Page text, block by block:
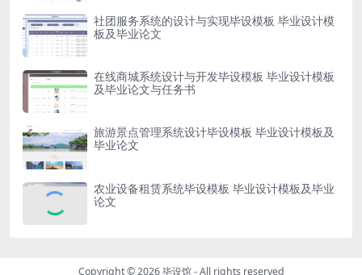
社团服务系统的设计与实现毕设模板 毕业设计模
板及毕业论文
在线商城系统设计与开发毕设模板 毕业设计模板
及毕业论文与任务书
旅游景点管理系统设计毕设模板 毕业设计模板及
毕业论文
农业设备租赁系统毕设模板 毕业设计模板及毕业
论文
Copyright © 2026毕设馆- All rights reserved